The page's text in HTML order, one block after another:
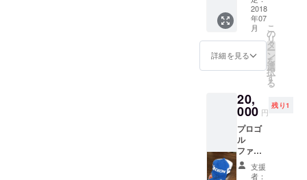
して頂
いた方
に限り
ます。
ボール
をお返
ししま
す。 ・
また、
８月５
日の河
朝刊へ
の新聞
広告の
記載を
し支援
の御礼
を発信
しま
2018
年07
月
詳細を見る
こ
の
リ
タ
ー
ン
を
選
択
す
る
20,
000 円
残り1
プロゴ
ル
ファー
松山英
樹選手
支援
者：